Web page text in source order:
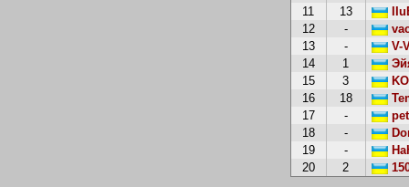
11
13
12
-
13
-
V-
14
1
15
3
16
18
17
-
18
-
19
-
20
2